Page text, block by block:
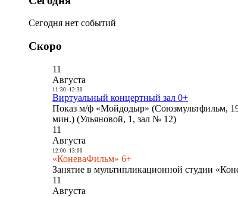
Сегодня нет событий
Скоро
11
Августа
11:30- 12:30
Виртуальный концертный зал 0+
Показ м/ф «Мойдодыр» (Союзмультфильм,
мин.) (Ульяновой, 1, зал № 12)
11
Августа
12:00- 13:00
«КоневаФильм» 6+
Занятие в мультипликационной студии
11
Августа